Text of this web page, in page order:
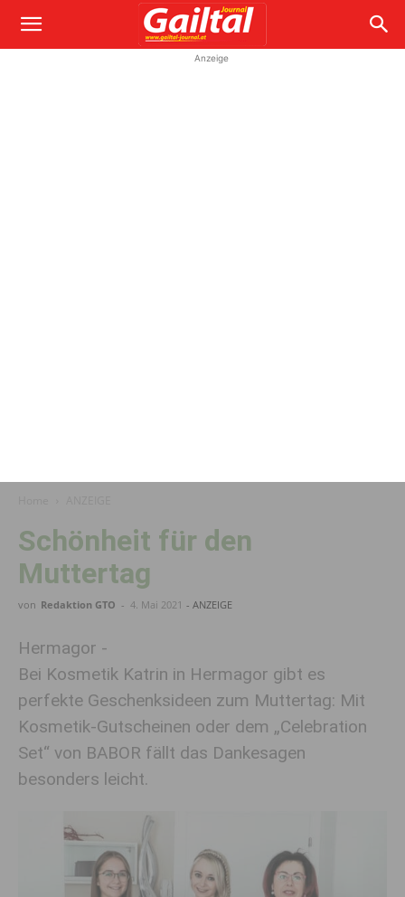
Anzeige
Schönheit für den
Muttertag
von Redaktion GTO - 4. Mai 2021 - ANZEIGE
Hermagor -
Bei Kosmetik Katrin in Hermagor gibt es
perfekte Geschenksideen zum Muttertag: Mit
Kosmetik-Gutscheinen oder dem „Celebration
Set“ von BABOR fällt das Dankesagen
besonders leicht.